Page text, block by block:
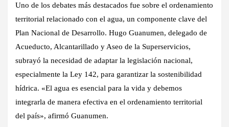
Uno de los debates más destacados fue sobre el ordenamiento
territorial relacionado con el agua, un componente clave del
Plan Nacional de Desarrollo. Hugo Guanumen, delegado de
Acueducto, Alcantarillado y Aseo de la Superservicios,
subrayó la necesidad de adaptar la legislación nacional,
especialmente la Ley 142, para garantizar la sostenibilidad
hídrica. «El agua es esencial para la vida y debemos
integrarla de manera efectiva en el ordenamiento territorial
del país», afirmó Guanumen.